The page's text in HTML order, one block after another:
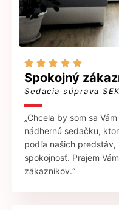
    
Spokojný
Sedacia súprava
„Chcela by som sa
nádhernú sedačku,
podľa našich predstáv,
spokojnosť. Prajem
zákazníkov.“